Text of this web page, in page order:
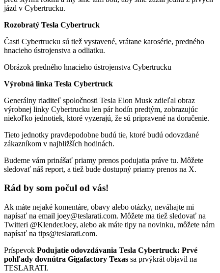
jázd v Cybertrucku.
Rozobratý Tesla Cybertruck
Časti Cybertrucku sú tiež vystavené, vrátane karosérie, predného
hnacieho ústrojenstva a odliatku.
Obrázok predného hnacieho ústrojenstva Cybertrucku
Výrobná linka Tesla Cybertruck
Generálny riaditeľ spoločnosti Tesla Elon Musk zdieľal obraz
výrobnej linky Cybertrucku len pár hodín predtým, zobrazujúc
niekoľko jednotiek, ktoré vyzerajú, že sú pripravené na doručenie.
Tieto jednotky pravdepodobne budú tie, ktoré budú odovzdané
zákazníkom v najbližších hodinách.
Budeme vám prinášať priamy prenos podujatia práve tu. Môžete
sledovať náš report, a tiež bude dostupný priamy prenos na X.
Rád by som počul od vás!
Ak máte nejaké komentáre, obavy alebo otázky, neváhajte mi
napísať na email joey@teslarati.com. Môžete ma tiež sledovať na
Twitteri @KlenderJoey, alebo ak máte tipy na novinku, môžete nám
napísať na tips@teslarati.com.
Príspevok Podujatie odovzdávania Tesla Cybertruck: Prvé
pohľady dovnútra Gigafactory Texas sa prvýkrát objavil na
TESLARATI.